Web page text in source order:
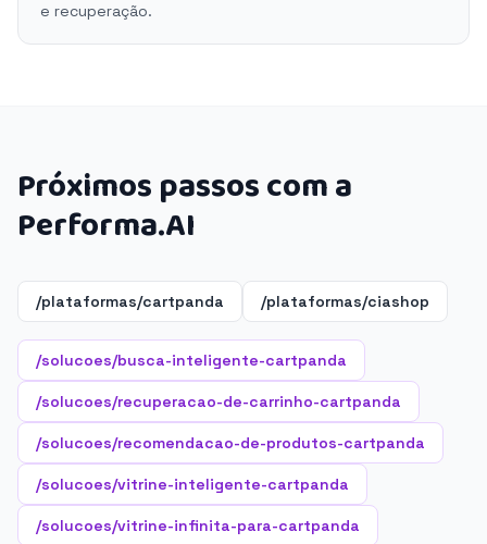
e recuperação.
Próximos passos com a
Performa.AI
/plataformas/cartpanda /plataformas/ciashop
/solucoes/busca-inteligente-cartpanda
/solucoes/recuperacao-de-carrinho-cartpanda
/solucoes/recomendacao-de-produtos-cartpanda
/solucoes/vitrine-inteligente-cartpanda
/solucoes/vitrine-infinita-para-cartpanda